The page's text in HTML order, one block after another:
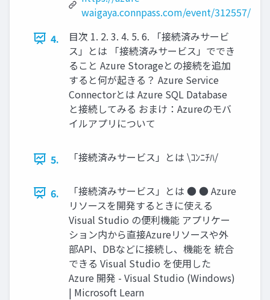
waigaya.connpass.com/event/312557/
4.
目次 1. 2. 3. 4. 5. 6. 「接続済みサービ
ス」とは 「接続済みサービス」ででき
ること Azure Storageとの接続を追加
すると何が起きる？ Azure Service
Connectorとは Azure SQL Database
と接続してみる おまけ：Azureのモバ
イルアプリについて
5. 「接続済みサービス」とは \ｺﾝﾆﾁﾊ/
6.
「接続済みサービス」とは ● ● Azure
リソースを開発するときに使える
Visual Studio の便利機能 アプリケー
ション内から直接Azureリソースや外
部API、DBなどに接続し、機能を 統合
できる Visual Studio を使用した
Azure 開発 - Visual Studio (Windows)
| Microsoft Learn